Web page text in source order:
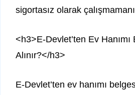
sigortasız olarak
<h3>E-Devlet’ten Ev Hanımı
Alınır?</h3>
E-Devlet’ten ev hanımı